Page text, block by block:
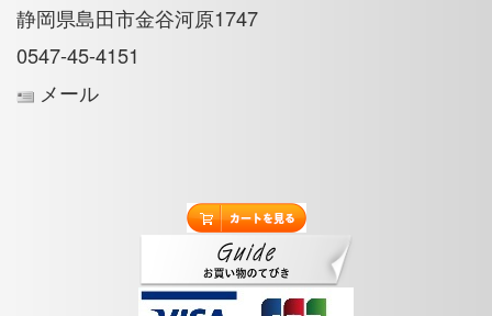
静岡県島田市金谷河原1747
0547-45-4151
メール